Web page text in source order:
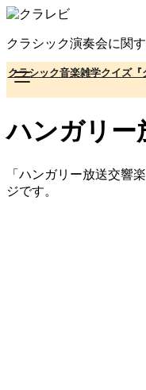
コ
テ
ン
ツ
へ
動
クラシック演奏会に関
クラシック音楽雑学クイズ
ハンガリー
「ハンガリー放送交響
ジです。